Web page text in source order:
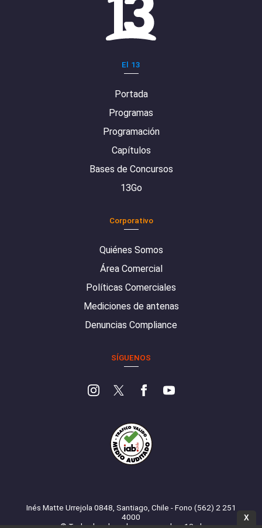
El 13
Portada
Programas
Programación
Capítulos
Bases de Concursos
13Go
Corporativo
Quiénes Somos
Área Comercial
Políticas Comerciales
Mediciones de antenas
Denuncias Compliance
SÍGUENOS
Inés Matte Urrejola 0848, Santiago, Chile - Fono (562) 2 251
4000
© Todos los derechos reservados. 13.cl
X